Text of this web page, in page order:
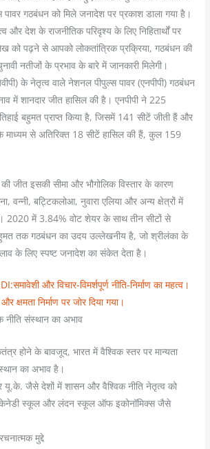
गठबंधन को मिले जनादेश पर प्रकाश डाला गया है।
और देश के राजनीतिक परिदृश्य के लिए निहितार्थों पर
को पढ़ने से आपको लोकतांत्रिक प्रक्रिया, गठबंधन की
नतीजों के प्रभाव के बारे में जानकारी मिलेगी।
के नेतृत्व वाले नेशनल पीपुल्स पावर (एनपीपी) गठबंधन
में शानदार जीत हासिल की है। एनपीपी ने 225
बहुमत प्राप्त किया है, जिसमें 141 सीटें जीती हैं और
माध्यम से अतिरिक्त 18 सीटें हासिल की हैं, कुल 159
की जीत इसकी सीमा और भौगोलिक विस्तार के कारण
वन्नी, बट्टिकलोआ, नुवारा एलिया और अन्य क्षेत्रों में
2020 में 3.84% वोट शेयर के साथ तीन सीटों से
तक गठबंधन का उदय उल्लेखनीय है, जो श्रीलंका के
के लिए स्पष्ट जनादेश का संकेत देता है।
और विचार-विमर्शपूर्ण नीति-निर्माण का महत्व।
क्षमता निर्माण पर जोर दिया गया।
नीति संस्थान का अभाव
होने के बावजूद, भारत में वैश्विक स्तर पर मान्यता
का अभाव है।
जैसे देशों में शासन और वैश्विक नीति नेतृत्व को
केनेडी स्कूल और लंदन स्कूल ऑफ इकोनॉमिक्स जैसे
मुद्दे